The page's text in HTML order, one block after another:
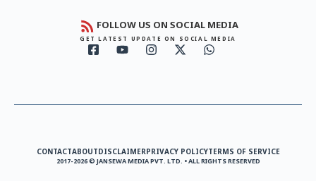
FOLLOW US ON SOCIAL MEDIA
GET LATEST UPDATE ON SOCIAL MEDIA
CONTACTABOUTDISCLAIMERPRIVACY POLICYTERMS OF SERVICE
2017-2026 © JANSEWA MEDIA PVT. LTD. • ALL RIGHTS RESERVED